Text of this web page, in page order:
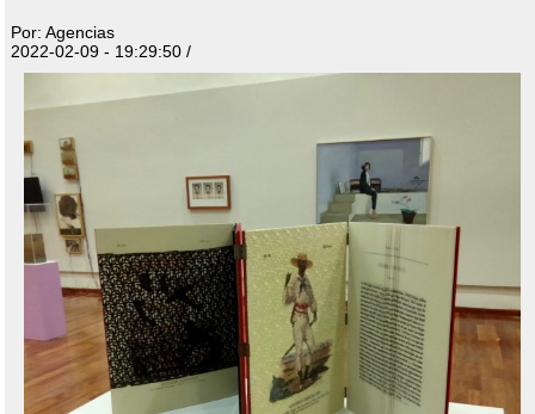
Por: Agencias
2022-02-09 - 19:29:50 /